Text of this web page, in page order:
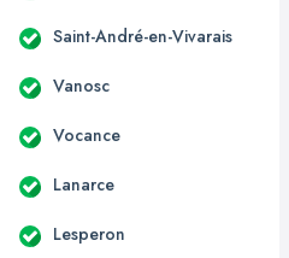
Saint-André-en-Vivarais
Vanosc
Vocance
Lanarce
Lesperon